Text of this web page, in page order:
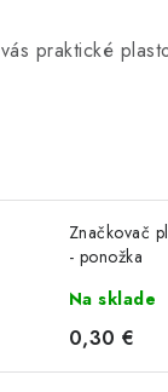
praktické
Značkovač
- ponožka
Na sklade
0,30 €